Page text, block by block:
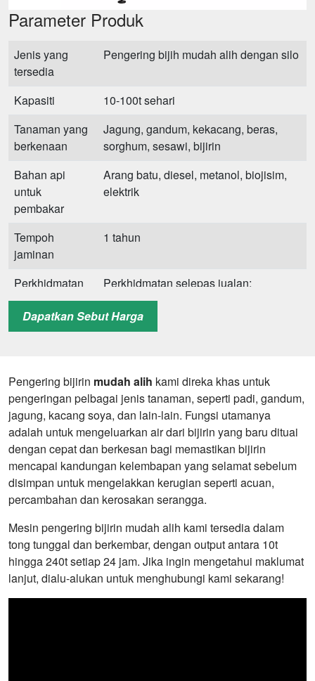
Parameter Produk
Jenis yang
tersedia
Pengering bijih mudah alih dengan silo
Kapasiti
10-100t sehari
Tanaman yang
berkenaan
Jagung, gandum, kekacang, beras,
sorghum, sesawi, bijirin
Bahan api
untuk
pembakar
Arang batu, diesel, metanol, biojisim,
elektrik
Tempoh
jaminan
1 tahun
Perkhidmatan
Perkhidmatan selepas jualan;
penyesuaian; pemasangan dan
bimbingan di tapak
tinggi, kos efektif
Dapatkan Sebut Harga
Pengering bijirin mudah alih kami direka khas untuk
pengeringan pelbagai jenis tanaman, seperti padi, gandum,
jagung, kacang soya, dan lain-lain. Fungsi utamanya
adalah untuk mengeluarkan air dari bijirin yang baru dituai
dengan cepat dan berkesan bagi memastikan bijirin
mencapai kandungan kelembapan yang selamat sebelum
disimpan untuk mengelakkan kerugian seperti acuan,
percambahan dan kerosakan serangga.
Mesin pengering bijirin mudah alih kami tersedia dalam
tong tunggal dan berkembar, dengan output antara 10t
hingga 240t setiap 24 jam. Jika ingin mengetahui maklumat
lanjut, dialu-alukan untuk menghubungi kami sekarang!